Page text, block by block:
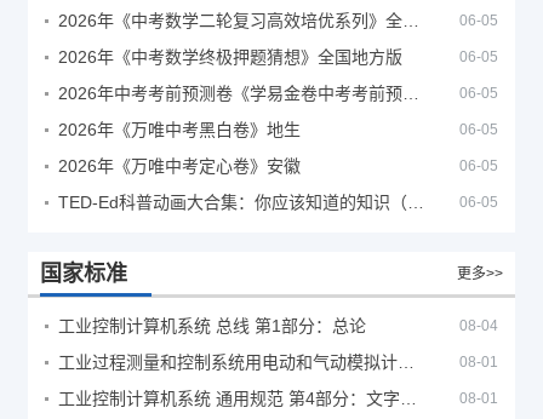
06-05
2026年《中考数学终极押题猜想》全国地方版 06-05
06-05
2026年《万唯中考黑白卷》地生 06-05
2026年《万唯中考定心卷》安徽 06-05
06-05
国家标准 更多>>
工业控制计算机系统 总线 第1部分：总论 08-04
08-01
08-01